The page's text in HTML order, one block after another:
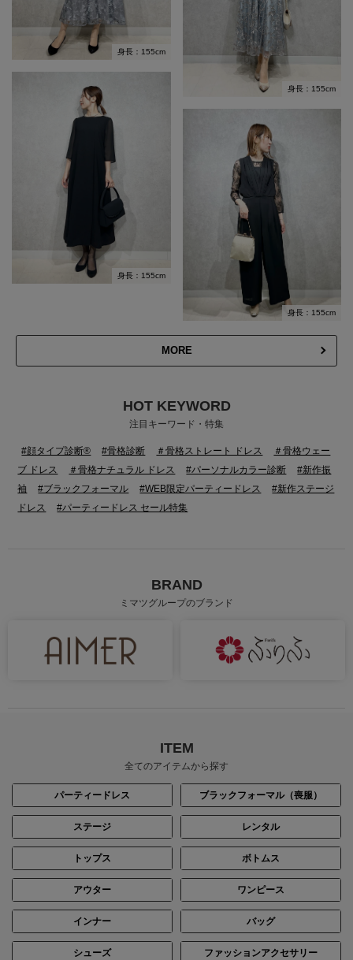
身長：155cm
身長：155cm
身長：155cm
身長：155cm
MORE
HOT KEYWORD
注目キーワード・特集
#顔タイプ診断® #骨格診断 ＃骨格ストレート ドレス
＃骨格ウェー
ブ ドレス
＃骨格ナチュラル ドレス #パーソナルカラー診断
#新作振
袖
#ブラックフォーマル #WEB限定パーティードレス
#新作ステージ
ドレス
#パーティードレス セール特集
BRAND
ミマツグループのブランド
ITEM
全てのアイテムから探す
パーティードレス ブラックフォーマル（喪服）
ステージ レンタル
トップス ボトムス
アウター ワンピース
インナー バッグ
シューズ ファッションアクセサリー